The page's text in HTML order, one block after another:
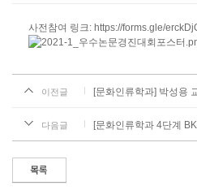
사전참여 링크: https://forms.gle/
이전글 [문화인류학과] 박성용
다음글 [문화인류학과 4단계